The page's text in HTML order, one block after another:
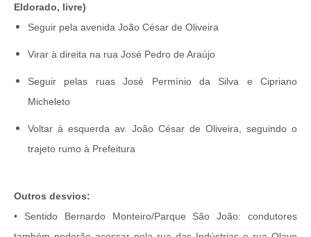
Eldorado, livre)
Seguir pela avenida João César de Oliveira
Virar à direita na rua José Pedro de Araújo
Seguir pelas ruas José Permínio da Silva e Cipriano
Micheleto
Voltar à esquerda av. João César de Oliveira, seguindo o
trajeto rumo à Prefeitura
Outros desvios:
• Sentido Bernardo Monteiro/Parque São João: condutores